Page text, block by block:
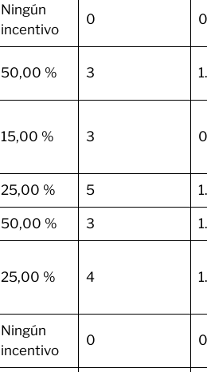
Ningún
incentivo
0
50,00 % 3
15,00 % 3
25,00 % 5
50,00 % 3
25,00 % 4
Ningún
incentivo
0